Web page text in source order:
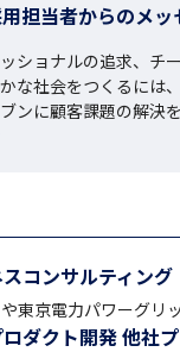
担当者からのメッ
ッショナルの追求、
な社会をつくるには
ンに顧客課題の解決
コンサルティング
東京電力パワーグリ
ダクト開発 他社